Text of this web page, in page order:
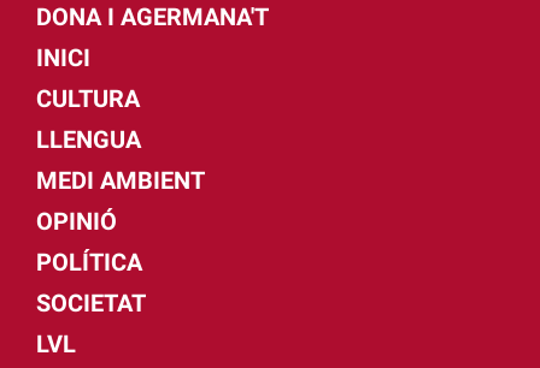
DONA I AGERMANA'T
INICI
CULTURA
LLENGUA
MEDI AMBIENT
OPINIÓ
POLÍTICA
SOCIETAT
LVL